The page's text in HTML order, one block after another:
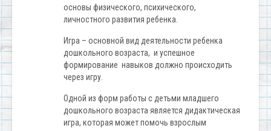
основы физического, психического,
личностного развития ребенка.
Игра – основной вид деятельности ребенка
дошкольного возраста, и успешное
формирование навыков должно происходить
через игру.
Одной из форм работы с детьми младшего
дошкольного возраста является дидактическая
игра, которая может помочь взрослым